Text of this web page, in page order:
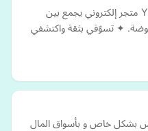
لأن أناقتك تستحق الأفضل. ✦ Yildiz متجر إلكتروني يجمع بين
✦ تسوّقي بثقة واكتشفي
بشكل خاص و بأسواق المال